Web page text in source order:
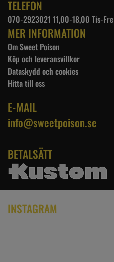
TELEFON
070-2923021 11,00-18,00 Tis-Fre
MER INFORMATION
Om Sweet Poison
Köp och leveransvillkor
Dataskydd och cookies
Hitta till oss
E-MAIL
info@sweetpoison.se
BETALSÄTT
INSTAGRAM